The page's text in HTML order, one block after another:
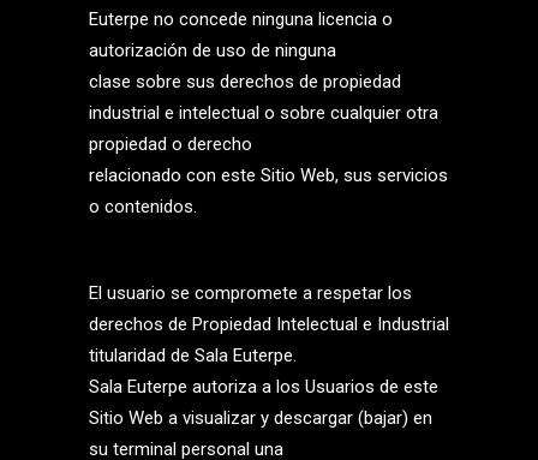
Euterpe no concede ninguna licencia o
autorización de uso de ninguna
clase sobre sus derechos de propiedad
industrial e intelectual o sobre cualquier otra
propiedad o derecho
relacionado con este Sitio Web, sus servicios
o contenidos.
El usuario se compromete a respetar los
derechos de Propiedad Intelectual e Industrial
titularidad de Sala Euterpe.
Sala Euterpe autoriza a los Usuarios de este
Sitio Web a visualizar y descargar (bajar) en
su terminal personal una